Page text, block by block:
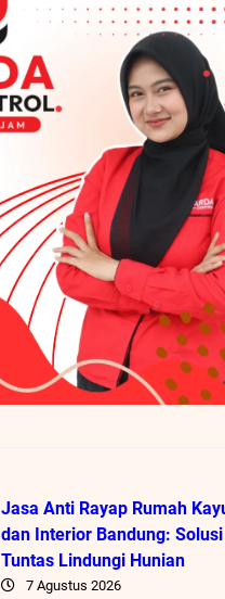
Jasa Anti Rayap Rumah
dan Interior Bandung: Solusi
Tuntas Lindungi Hunian
7 Agustus 2026